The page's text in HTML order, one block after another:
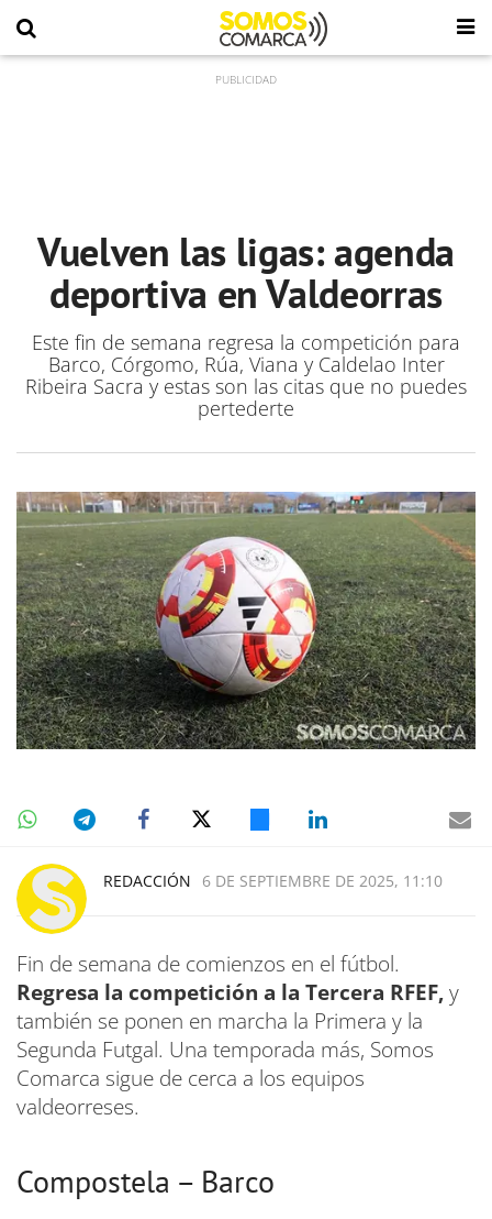
Vuelven las ligas: agenda
deportiva en Valdeorras
Este fin de semana regresa la competición para
Barco, Córgomo, Rúa, Viana y Caldelao Inter
Ribeira Sacra y estas son las citas que no puedes
pertederte
REDACCIÓN 6 DE SEPTIEMBRE DE 2025, 11:10
Fin de semana de comienzos en el fútbol.
Regresa la competición a la Tercera RFEF,y
también se ponen en marcha la Primera y la
Segunda Futgal. Una temporada más, Somos
Comarca sigue de cerca a los equipos
valdeorreses.
Compostela – Barco